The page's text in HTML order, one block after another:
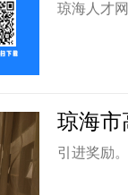
琼海人才
琼海市
引进奖励